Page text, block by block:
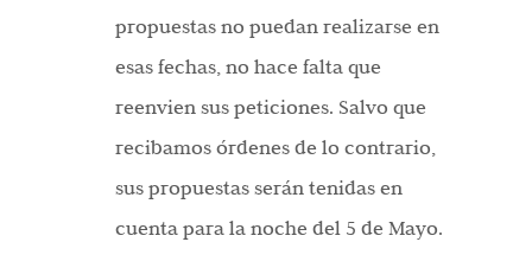
propuestas no puedan realizarse en
esas fechas, no hace falta que
reenvien sus peticiones. Salvo que
recibamos órdenes de lo contrario,
sus propuestas serán tenidas en
cuenta para la noche del 5 de Mayo.